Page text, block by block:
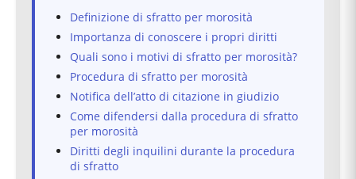
Definizione di sfratto per morosità
Importanza di conoscere i propri diritti
Quali sono i motivi di sfratto per morosità?
Procedura di sfratto per morosità
Notifica dell’atto di citazione in giudizio
Come difendersi dalla procedura di sfratto
per morosità
Diritti degli inquilini durante la procedura
di sfratto